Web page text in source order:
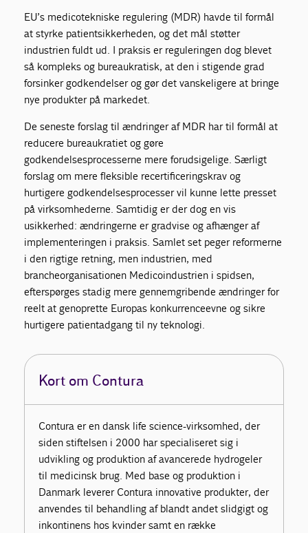
EU’s medicotekniske regulering (MDR) havde til formål
at styrke patientsikkerheden, og det mål støtter
industrien fuldt ud. I praksis er reguleringen dog blevet
så kompleks og bureaukratisk, at den i stigende grad
forsinker godkendelser og gør det vanskeligere at bringe
nye produkter på markedet.
De seneste forslag til ændringer af MDR har til formål at
reducere bureaukratiet og gøre
godkendelsesprocesserne mere forudsigelige. Særligt
forslag om mere fleksible recertificeringskrav og
hurtigere godkendelsesprocesser vil kunne lette presset
på virksomhederne. Samtidig er der dog en vis
usikkerhed: ændringerne er gradvise og afhænger af
implementeringen i praksis. Samlet set peger reformerne
i den rigtige retning, men industrien, med
brancheorganisationen Medicoindustrien i spidsen,
efterspørges stadig mere gennemgribende ændringer for
reelt at genoprette Europas konkurrenceevne og sikre
hurtigere patientadgang til ny teknologi.
Kort om Contura
Contura er en dansk life science-virksomhed, der
siden stiftelsen i 2000 har specialiseret sig i
udvikling og produktion af avancerede hydrogeler
til medicinsk brug. Med base og produktion i
Danmark leverer Contura innovative produkter, der
anvendes til behandling af blandt andet slidgigt og
inkontinens hos kvinder samt en række